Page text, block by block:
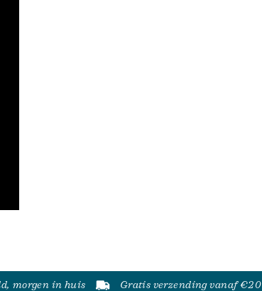
morgen in huis Gratis verzending vanaf €20